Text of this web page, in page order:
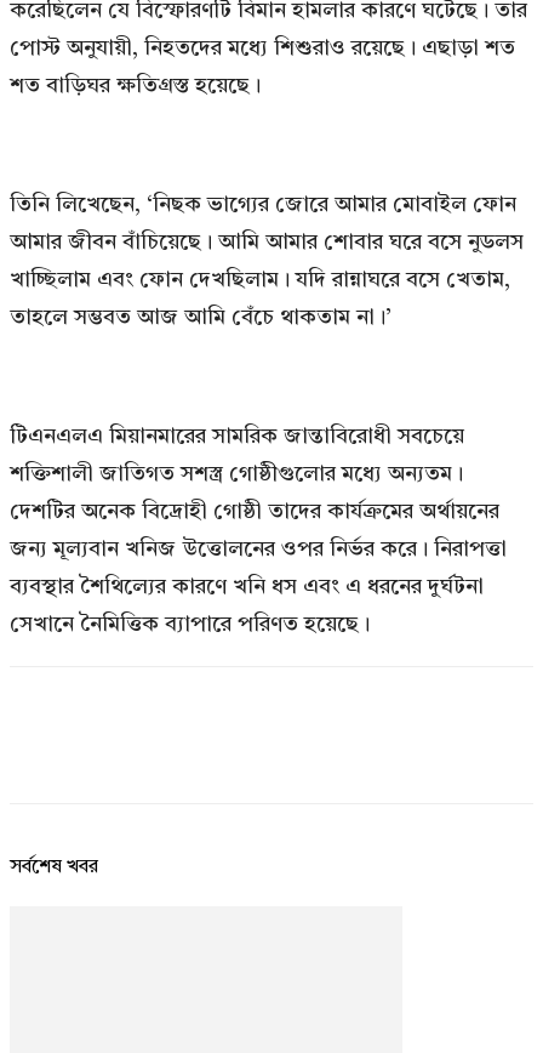
করেছিলেন যে বিস্ফোরণটি বিমান হামলার কারণে ঘটেছে। তার
পোস্ট অনুযায়ী, নিহতদের মধ্যে শিশুরাও রয়েছে। এছাড়া শত
শত বাড়িঘর ক্ষতিগ্রস্ত হয়েছে।
তিনি লিখেছেন, ‘নিছক ভাগ্যের জোরে আমার মোবাইল ফোন
আমার জীবন বাঁচিয়েছে। আমি আমার শোবার ঘরে বসে নুডলস
খাচ্ছিলাম এবং ফোন দেখছিলাম। যদি রান্নাঘরে বসে খেতাম,
তাহলে সম্ভবত আজ আমি বেঁচে থাকতাম না।’
টিএনএলএ মিয়ানমারের সামরিক জান্তাবিরোধী সবচেয়ে
শক্তিশালী জাতিগত সশস্ত্র গোষ্ঠীগুলোর মধ্যে অন্যতম।
দেশটির অনেক বিদ্রোহী গোষ্ঠী তাদের কার্যক্রমের অর্থায়নের
জন্য মূল্যবান খনিজ উত্তোলনের ওপর নির্ভর করে। নিরাপত্তা
ব্যবস্থার শৈথিল্যের কারণে খনি ধস এবং এ ধরনের দুর্ঘটনা
সেখানে নৈমিত্তিক ব্যাপারে পরিণত হয়েছে।
সর্বশেষ খবর